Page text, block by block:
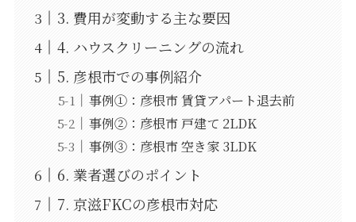
3. 費用が変動する主な要因
4. ハウスクリーニングの流れ
5. 彦根市での事例紹介
事例①：彦根市 賃貸アパート退去前
事例②：彦根市 戸建て 2LDK
事例③：彦根市 空き家 3LDK
6. 業者選びのポイント
7. 京滋FKCの彦根市対応